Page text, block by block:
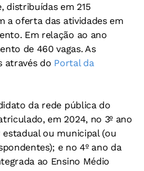
distribuídas em 215
a oferta das atividades em
Em relação ao ano
de 460 vagas. As
através do Portal da
da rede pública do
em 2024, no 3º ano
ou municipal (ou
e no 4º ano da
ao Ensino Médio